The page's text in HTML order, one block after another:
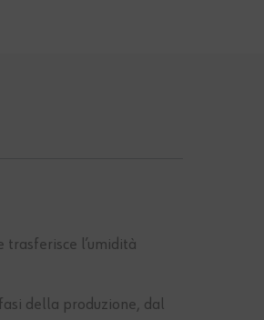
l’umidità
della produzione, dal